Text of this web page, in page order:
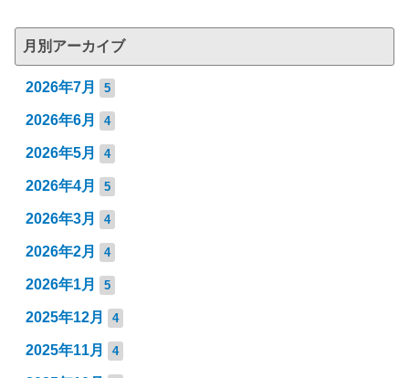
月別アーカイブ
2026年7月 5
2026年6月 4
2026年5月 4
2026年4月 5
2026年3月 4
2026年2月 4
2026年1月 5
2025年12月 4
2025年11月 4